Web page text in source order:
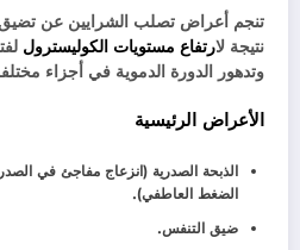
تنجم أعراض تصلب الشرايين عن تضيق
نتيجة لارتفاع مستويات الكوليسترول
وتدهور الدورة الدموية في أجزاء
الأعراض الرئيسية
الذبحة الصدرية (انزعاج مفاجئ في
الضغط العاطفي).
ضيق التنفس.